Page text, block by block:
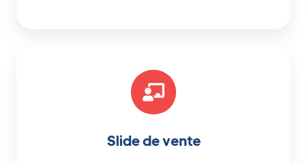
Slide de vente